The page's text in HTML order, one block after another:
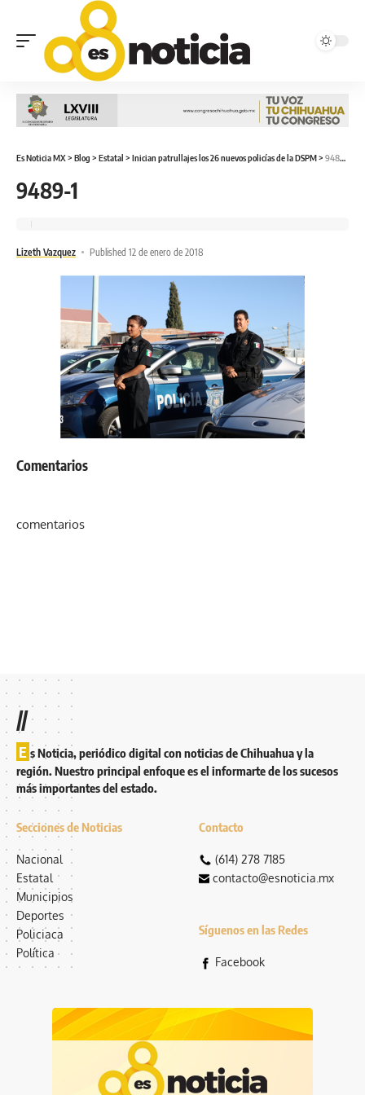
Es Noticia MX> Blog > Estatal > Inician patrullajes los 26 nuevos policías de la DSPM> 9489-1
9489-1
Lizeth Vazquez Published 12 de enero de 2018
Comentarios
comentarios
//
E s Noticia, periódico digital con noticias de Chihuahua y la
región. Nuestro principal enfoque es el informarte de los sucesos
más importantes del estado.
Secciones de Noticias
Nacional
Estatal
Municipios
Deportes
Policiaca
Política
Contacto
(614) 278 7185
contacto@esnoticia.mx
Síguenos en las Redes
Facebook